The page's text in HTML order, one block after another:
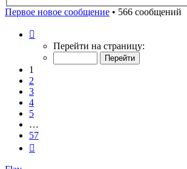
Первое новое сообщение • 566 сообщений
Перейти на страницу:
1
2
3
4
5
…
57